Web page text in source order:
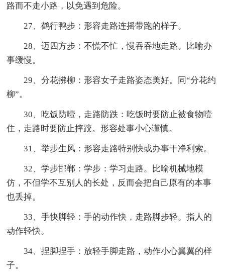
路而不走小路，以免遇到危险。
27、鹤行鸭步：形容走路连摇带跑的样子。
28、迈四方步：不慌不忙，慢吞吞地走路。比喻办
事缓慢。
29、分花拂柳：形容女子走路姿态美好。同“分花约
柳”。
30、吃饭防噎，走路防跌：吃饭时要防止被食物噎
住，走路时要防止摔跤。形容处事小心谨慎。
31、举步生风：形容走路特别快或办事干净利索。
32、学步邯郸：学步：学习走路。比喻机械地模
仿，不但学不互别人的长处，反而会把自己原有的本事
也丢掉。
33、手快脚轻：手的动作快，走路脚步轻。指人的
动作轻快。
34、捏脚捏手：放轻手脚走路，动作小心翼翼的样
子。